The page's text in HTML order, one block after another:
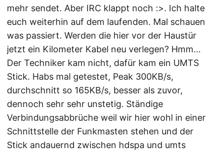
mehr sendet. Aber IRC klappt noch :>. Ich halte
euch weiterhin auf dem laufenden. Mal schauen
was passiert. Werden die hier vor der Haustür
jetzt ein Kilometer Kabel neu verlegen? Hmm…
Der Techniker kam nicht, dafür kam ein UMTS
Stick. Habs mal getestet, Peak 300KB/s,
durchschnitt so 165KB/s, besser als zuvor,
dennoch sehr sehr unstetig. Ständige
Verbindungsabbrüche weil wir hier wohl in einer
Schnittstelle der Funkmasten stehen und der
Stick andauernd zwischen hdspa und umts